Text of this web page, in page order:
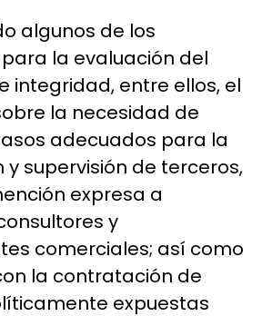
algunos de los
la evaluación del
integridad, entre ellos, el
la necesidad de
adecuados para la
supervisión de terceros,
expresa a
y
comerciales; así como
la contratación de
expuestas